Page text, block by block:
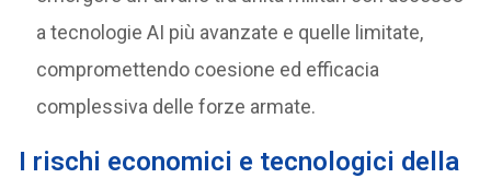
a tecnologie AI più avanzate e quelle limitate,
compromettendo coesione ed efficacia
complessiva delle forze armate.
I rischi economici e tecnologici della